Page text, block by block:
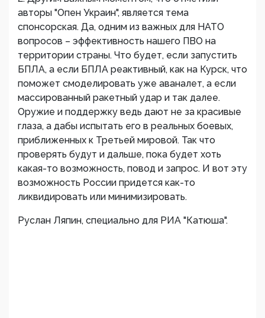
авторы "Опен Украин", является тема
спонсорская. Да, одним из важных для НАТО
вопросов – эффективность нашего ПВО на
территории страны. Что будет, если запустить
БПЛА, а если БПЛА реактивный, как на Курск, что
поможет смоделировать уже аваналет, а если
массированный ракетный удар и так далее.
Оружие и поддержку ведь дают не за красивые
глаза, а дабы испытать его в реальных боевых,
приближенных к Третьей мировой. Так что
проверять будут и дальше, пока будет хоть
какая-то возможность, повод и запрос. И вот эту
возможность России придется как-то
ликвидировать или минимизировать.
Руслан Ляпин, специально для РИА "Катюша".